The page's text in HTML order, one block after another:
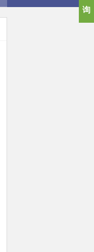
询